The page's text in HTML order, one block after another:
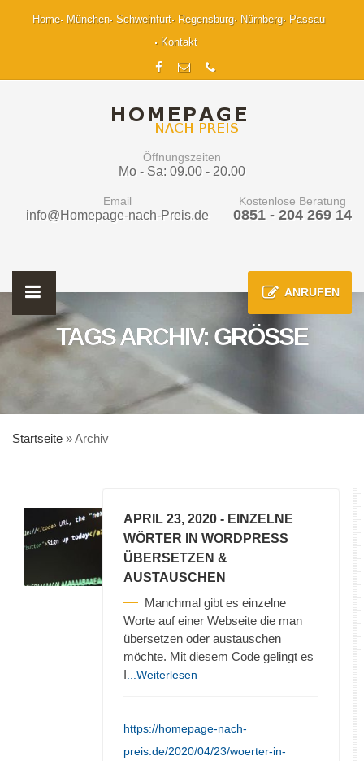
Home München Schweinfurt Regensburg Nürnberg
Passau
Kontakt
Öffnungszeiten
Mo - Sa: 09.00 - 20.00
Email
info@Homepage-nach-Preis.de
Kostenlose Beratung
0851 - 204 269 14
ANRUFEN
TAGS ARCHIV: GRÖSSE
Startseite »Archiv
APRIL 23, 2020 - EINZELNE
WÖRTER IN WORDPRESS
ÜBERSETZEN &
AUSTAUSCHEN
Manchmal gibt es einzelne
Worte auf einer Webseite die man
übersetzen oder austauschen
möchte. Mit diesem Code gelingt es
I ...Weiterlesen
https://homepage-nach-
preis.de/2020/04/23/woerter-in-